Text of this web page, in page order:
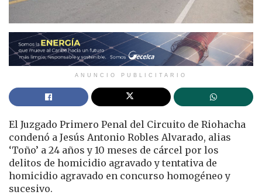
ANUNCIO PUBLICITARIO
El Juzgado Primero Penal del Circuito de Riohacha
condenó a Jesús Antonio Robles Alvarado, alias
‘Toño’ a 24 años y 10 meses de cárcel por los
delitos de homicidio agravado y tentativa de
homicidio agravado en concurso homogéneo y
sucesivo.